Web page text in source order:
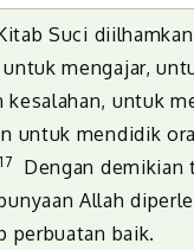
Suci
mengajar,
kesalahan, untuk
untuk mendidik
17
Dengan demikian
Allah
perbuatan baik.